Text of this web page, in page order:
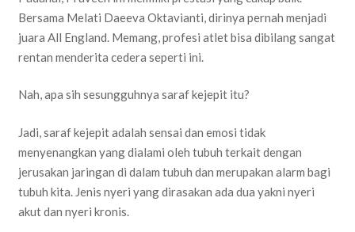
Bersama Melati Daeeva Oktavianti, dirinya pernah menjadi
juara All England. Memang, profesi atlet bisa dibilang sangat
rentan menderita cedera seperti ini.
Nah, apa sih sesungguhnya saraf kejepit itu?
Jadi, saraf kejepit adalah sensai dan emosi tidak
menyenangkan yang dialami oleh tubuh terkait dengan
jerusakan jaringan di dalam tubuh dan merupakan alarm bagi
tubuh kita. Jenis nyeri yang dirasakan ada dua yakni nyeri
akut dan nyeri kronis.